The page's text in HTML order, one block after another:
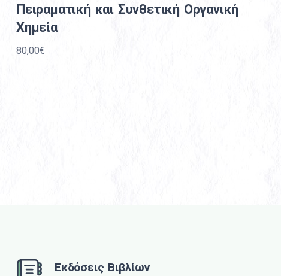
Πειραματική και Συνθετική Οργανική
Χημεία
80,00€
Εκδόσεις Βιβλίων